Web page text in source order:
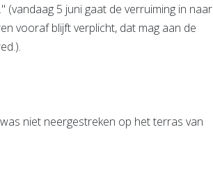
5 juni gaat de verruiming in naar
vooraf blijft verplicht, dat mag aan de
niet neergestreken op het terras van